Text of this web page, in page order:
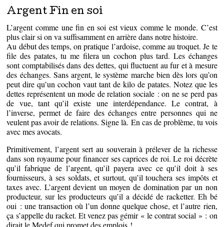
Argent Fin en soi
L’argent comme une fin en soi est vieux comme le monde. C’est
plus clair si on va suffisamment en arrière dans notre histoire.
Au début des temps, on pratique l’ardoise, comme au troquet. Je te
file des patates, tu me filera un cochon plus tard. Les échanges
sont comptabilisés dans des dettes, qui fluctuent au fur et à mesure
des échanges. Sans argent, le système marche bien dès lors qu’on
peut dire qu’un cochon vaut tant de kilo de patates. Notez que les
dettes représentent un mode de relation sociale : on ne se perd pas
de vue, tant qu’il existe une interdépendance. Le contrat, à
l’inverse, permet de faire des échanges entre personnes qui ne
veulent pas avoir de relations. Signe là. En cas de problème, tu vois
avec mes avocats.
Primitivement, l’argent sert au souverain à prélever de la richesse
dans son royaume pour financer ses caprices de roi. Le roi décrète
qu’il fabrique de l’argent, qu’il payera avec ce qu’il doit à ses
fournisseurs, à ses soldats, et surtout, qu’il touchera ses impôts et
taxes avec. L’argent devient un moyen de domination par un non
producteur, sur les producteurs qu’il a décidé de racketter. Eh bé
oui : une transaction où l’un donne quelque chose, et l’autre rien,
ça s’appelle du racket. Et venez pas gémir « le contrat social » : on